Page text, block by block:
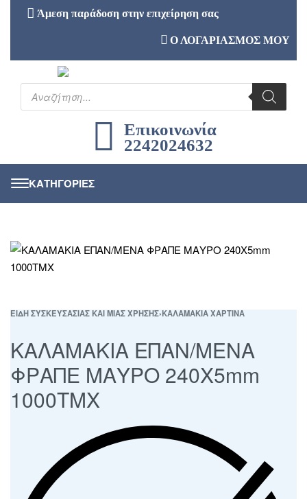
Άμεση παράδοση στην επιχείρηση σας
Ο ΛΟΓΑΡΙΑΣΜΟΣ ΜΟΥ
Επικοινωνία
2242024632
ΕΙΔΗ ΣΥΣΚΕΥΣΑΣΙΑΣ ΚΑΙ ΜΙΑΣ ΧΡΗΣΗΣ›ΚΑΛΑΜΑΚΙΑ ΧΑΡΤΙΝΑ
ΚΑΛΑΜΑΚΙΑ ΕΠΑΝ/ΜΕΝΑ
ΦΡΑΠΕ ΜΑΥΡΟ 240Χ5mm
1000ΤΜΧ